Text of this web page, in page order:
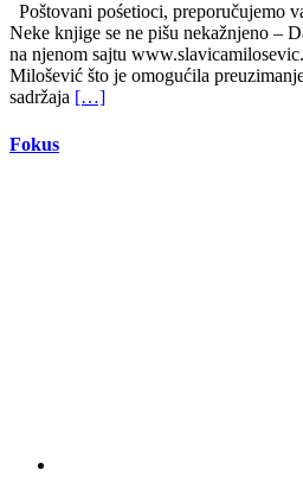
Poštovani pośetioci, preporučujemo
Neke knjige se ne pišu nekažnjeno –
na njenom sajtu
Milošević što je omogućila
sadržaja […]
Fokus